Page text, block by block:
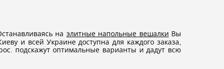
на элитные напольные вешалки Вы
и всей Украине доступна для каждого заказа,
подскажут оптимальные варианты и дадут всю